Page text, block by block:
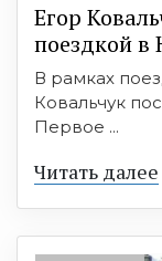
Егор
поездкой в
В рамках
Ковальчук
Первое ...
Читать далее